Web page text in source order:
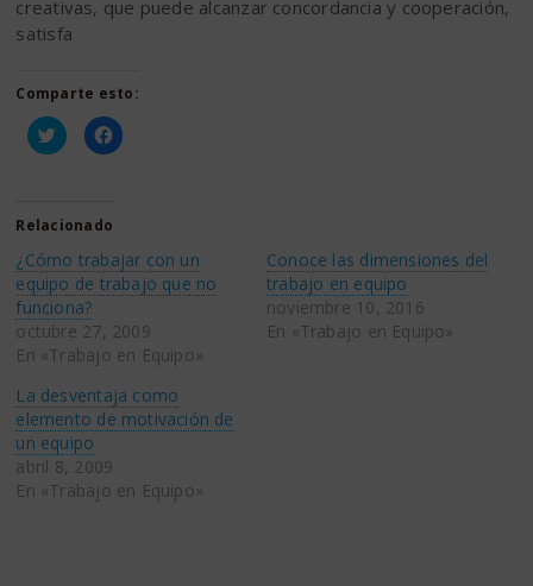
creativas, que puede alcanzar concordancia y cooperación,
satisfa
Comparte esto:
Haz
clic
(Se
abre
una
ventana
nueva)
Haz
clic
una
ventana
nueva)
Relacionado
¿Cómo trabajar con un
equipo de trabajo que no
funciona?
octubre 27, 2009
En «Trabajo en Equipo»
Conoce las dimensiones del
trabajo en equipo
noviembre 10, 2016
En «Trabajo en Equipo»
La desventaja como
elemento de motivación de
un equipo
abril 8, 2009
En «Trabajo en Equipo»